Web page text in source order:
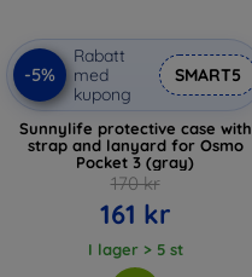
-5%
Rabatt
med
kupong
SMART5
Sunnylife protective case with
strap and lanyard for Osmo
Pocket 3 (gray)
170 kr
161 kr
I lager > 5 st